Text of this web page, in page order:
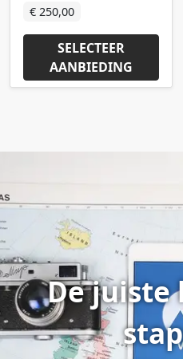
€ 250,00
SELECTEER
AANBIEDING
De juiste